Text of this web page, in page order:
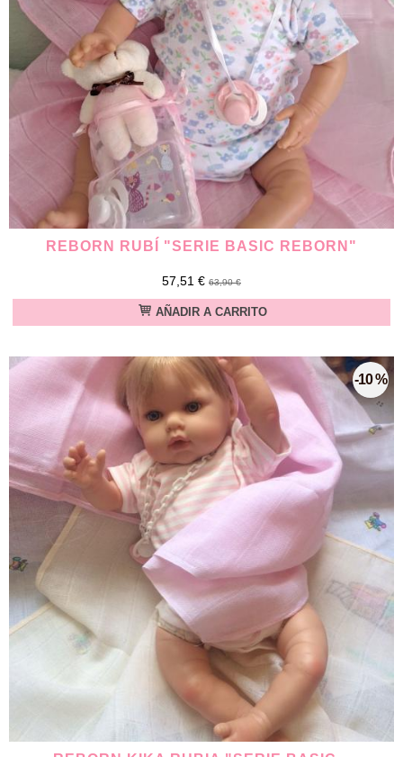
REBORN RUBÍ "SERIE BASIC REBORN"
57,51 € 63,90 €
AÑADIR A CARRITO
-10 %